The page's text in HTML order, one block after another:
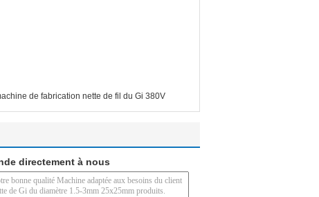
de fabrication nette de fil du Gi 380V
directement à nous